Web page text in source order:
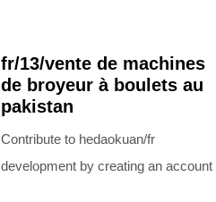
fr/13/vente de machines
de broyeur à boulets au
pakistan
Contribute to hedaokuan/fr
development by creating an account